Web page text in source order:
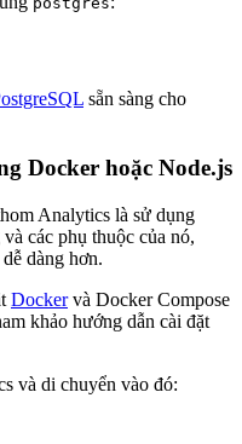
sẵn sàng cho
Docker hoặc Node.js
Analytics là sử dụng
các phụ thuộc của nó,
dàng hơn.
Dockervà Docker Compose
khảo hướng dẫn cài đặt
và di chuyển vào đó: